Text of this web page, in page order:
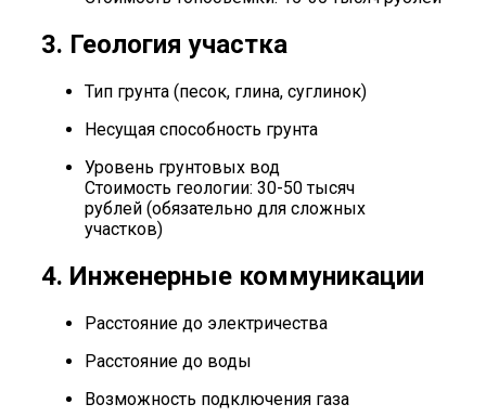
3. Геология участка
Тип грунта (песок, глина, суглинок)
Несущая способность грунта
Уровень грунтовых вод
Стоимость геологии: 30-50 тысяч
рублей (обязательно для сложных
участков)
4. Инженерные коммуникации
Расстояние до электричества
Расстояние до воды
Возможность подключения газа